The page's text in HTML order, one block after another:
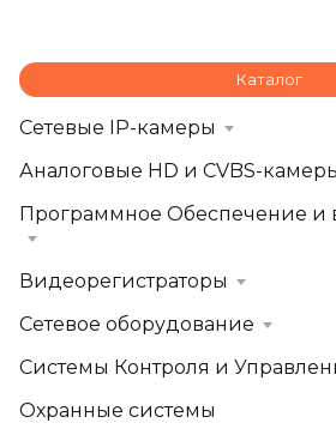
Каталог
Сетевые IP-камеры
Аналоговые HD и CVBS-
Программное Обеспечение и
Видеорегистраторы
Сетевое оборудование
Системы Контроля и
Охранные системы